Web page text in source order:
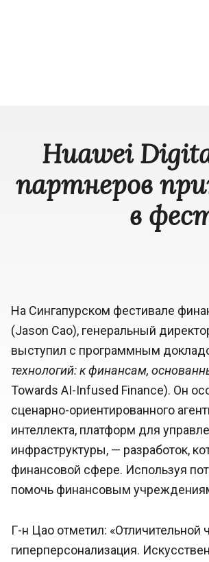
Huawei
партнеров
в
На Сингапурском фестивале
(Jason Cao), генеральный
выступил с программным
технологий: к финансам,
Towards AI-Infused Finance). Он
сценарно-ориентированного
интеллекта, платформ для
инфраструктуры, — разработок,
финансовой сфере. Используя
помочь финансовым
Г-н Цао отметил: «Отличительной
гиперперсонализация.